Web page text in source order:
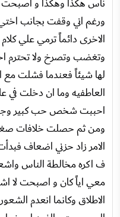
ورغم اني وقفت بجانب
الاخرى دائماً ترمي علي
وتغضب وتصرخ ولا تحترم
لها شيئاً فعندما فشلت مع
العاطفيه وما ان دخلت
احببت شخص حب كبير وجعل
ومن ثم حصلت خلافات
الامر زاد حزني اضعاف
ف اكره مخالطة الناس
معي اياً كان و اصبحت لا
الاطلاق وكانما انعدم